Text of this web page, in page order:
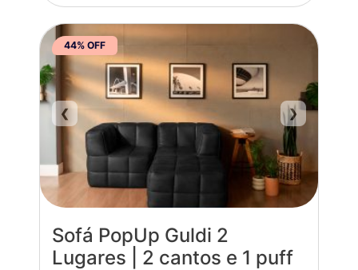
44% OFF
❮ ❯
Sofá PopUp Guldi 2
Lugares | 2 cantos e 1 puff